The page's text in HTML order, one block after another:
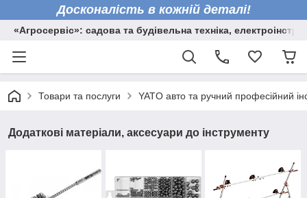
Досконалість в кожній деталі!
«Агросервіс»: садова та будівельна техніка,
Товари та послуги YATO авто та ручний професійний
Додаткові матеріали, аксесуари до інструменту